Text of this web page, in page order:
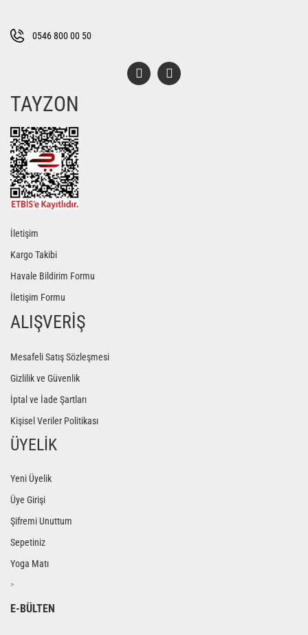
Bu ürüne benzer farklı alternatifler olmalı.
0546 800 00 50
TAYZON
İletişim
Kargo Takibi
Havale Bildirim Formu
İletişim Formu
ALIŞVERİŞ
Mesafeli Satış Sözleşmesi
Gizlilik ve Güvenlik
İptal ve İade Şartları
Kişisel Veriler Politikası
ÜYELİK
Yeni Üyelik
Üye Girişi
Şifremi Unuttum
Sepetiniz
Yoga Matı
>
E-BÜLTEN